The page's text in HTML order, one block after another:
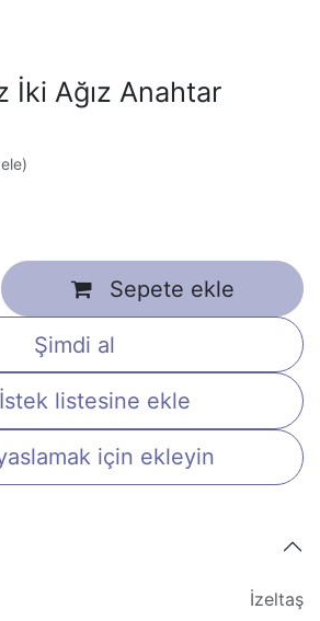
İki Ağız Anahtar
Sepete ekle
Şimdi al
için ekleyin
İstek listesine ekle
İzeltaş